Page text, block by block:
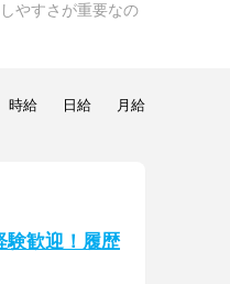
やすさが重要なの
時給 日給 月給
験歓迎！履歴